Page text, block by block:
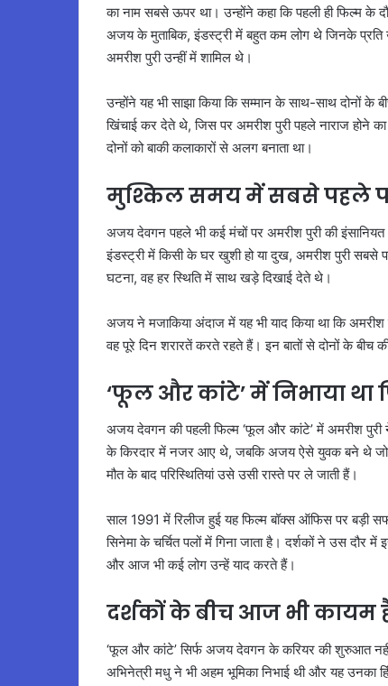
का नाम सबसे ऊपर था। उन्होंने कहा कि पहली ही फिल्म के
अजय के मुताबिक, इंडस्ट्री में बहुत कम लोग थे जिनके
अमरीश पुरी उन्हीं में शामिल थे।
उन्होंने यह भी साझा किया कि सम्मान के साथ-साथ दोनों
खिंचाई कर देते थे, जिस पर अमरीश पुरी पहले नाराज होने
दोनों को बाकी कलाकारों से अलग बनाता था।
मुश्किल समय में सबसे पहले
अजय देवगन पहले भी कई मंचों पर अमरीश पुरी की इंसानियत
इंडस्ट्री में किसी के घर खुशी हो या दुख, अमरीश पुरी सबसे
घटना, वह हर स्थिति में साथ खड़े दिखाई देते थे।
अजय ने मजाकिया अंदाज में यह भी याद किया था कि
वह पूरे दिन शरारतें करते रहते हैं। इन बातों से दोनों के बीच
‘फूल और कांटे’ में निभाया था
अजय देवगन की पहली फिल्म ‘फूल और कांटे’ में अमरीश पुरी
के किरदार में नजर आए थे, जबकि अजय ऐसे युवक बने थे जो
मौत के बाद परिस्थितियां उसे उसी रास्ते पर ले जाती हैं।
साल 1991 में रिलीज हुई यह फिल्म बॉक्स ऑफिस पर बड़ी
सिनेमा के चर्चित पलों में गिना जाता है। दर्शकों ने उस दौर
और आज भी कई लोग उन्हें याद करते हैं।
दर्शकों के बीच आज भी कायम
‘फूल और कांटे’ सिर्फ अजय देवगन के करियर की शुरुआत
अभिनेत्री मधु ने भी अहम भूमिका निभाई थी और यह उनका